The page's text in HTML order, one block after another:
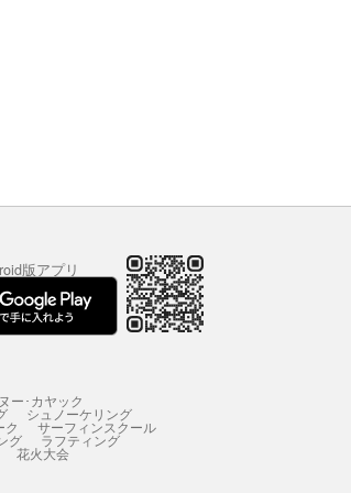
版アプリ
ー･カヤック
シュノーケリング
ク サーフィンスクール
グ ラフティング
花火大会